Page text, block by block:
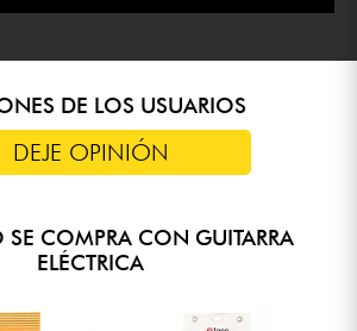
DE LOS USUARIOS
DEJE OPINIÓN
COMPRA CON GUITARRA
ELÉCTRICA